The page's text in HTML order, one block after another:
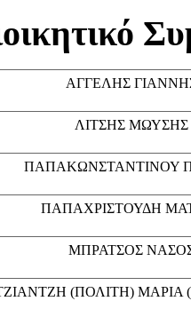
ΑΓΓΕΛΗΣ
ΛΙΤΣΗΣ ΜΩΥΣΗΣ
ΠΑΠΑΚΩΝΣΤΑΝΤΙΝΟΥ
ΠΑΠΑΧΡΙΣΤΟΥΔΗ
ΜΠΡΑΤΣΟΣ
(ΠΟΛΙΤΗ) ΜΑΡΙΑ